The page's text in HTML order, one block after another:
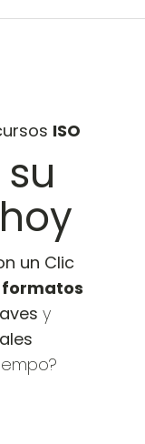
ISO
un Clic
formatos
y